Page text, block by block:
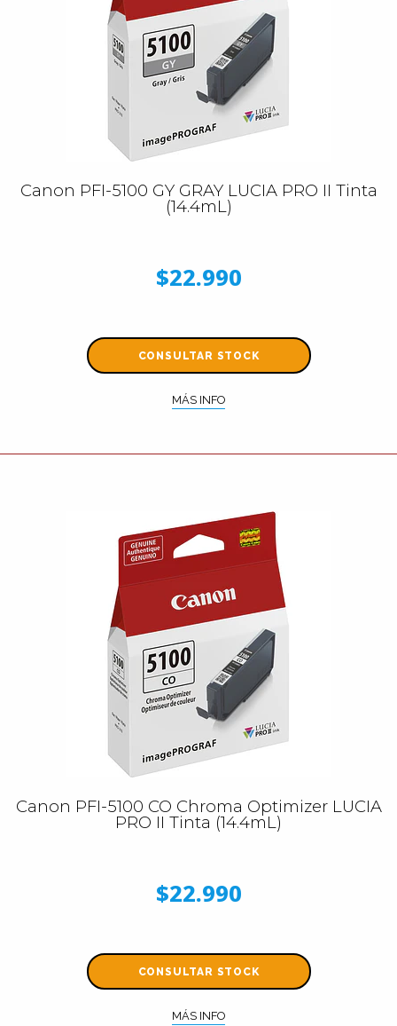
Canon PFI-5100 GY GRAY LUCIA PRO II Tinta
(14.4mL)
$22.990
CONSULTAR STOCK
MÁS INFO
Canon PFI-5100 CO Chroma Optimizer LUCIA
PRO II Tinta (14.4mL)
$22.990
CONSULTAR STOCK
MÁS INFO